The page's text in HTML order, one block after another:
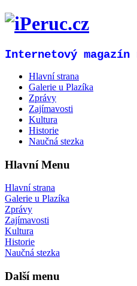
Internetový
Hlavní strana
Galerie u Plazíka
Zprávy
Zajímavosti
Kultura
Historie
Naučná stezka
Hlavní Menu
Hlavní strana
Galerie u Plazíka
Zprávy
Zajímavosti
Kultura
Historie
Naučná stezka
Další menu